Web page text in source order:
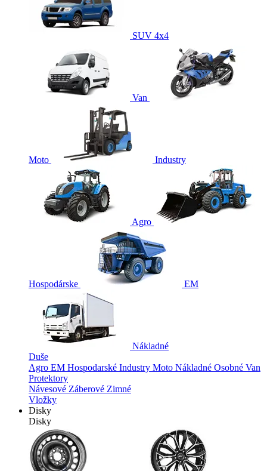
SUV 4x4
Van
Moto Industry
Agro
Hospodárske EM
Nákladné
Duše
Agro EM Hospodarské Industry Moto Nákladné Osobné Van
Protektory
Návesové Záberové Zimné
Vložky
Disky
Disky